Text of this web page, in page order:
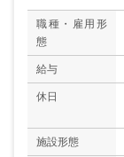
職種・雇用形
態
給与
休日
施設形態